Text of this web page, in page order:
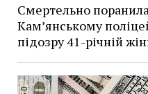
Смертельно
Кам’янському
підозру 41-річній